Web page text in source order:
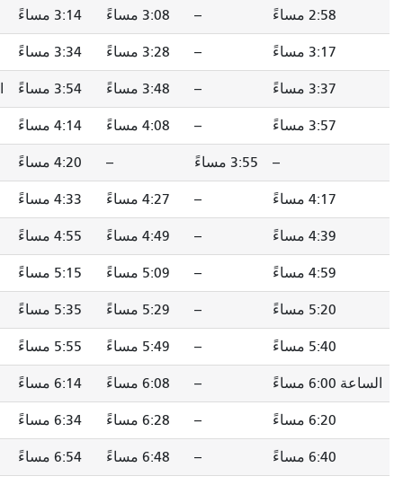
-- 3:08 مساءً 3:14 مساءً 3:20 مساءً
-- 3:28 مساءً 3:34 مساءً 3:40 مساءً
-- 3:48 مساءً 3:54 مساءً الساعة الرابعة مساءً
-- 4:08 مساءً 4:14 مساءً 4:20 مساءً
-- 4:20 مساءً 4:26 مساءً
-- 4:27 مساءً 4:33 مساءً 4:39 مساءً
-- 4:49 مساءً 4:55 مساءً 5:01 مساءً
-- 5:09 مساءً 5:15 مساءً 5:21 مساءً
-- 5:29 مساءً 5:35 مساءً 5:41 مساءً
-- 5:49 مساءً 5:55 مساءً 6:01 مساءً
-- 6:08 مساءً 6:14 مساءً 6:19 مساءً
-- 6:28 مساءً 6:34 مساءً 6:39 مساءً
-- 6:48 مساءً 6:54 مساءً 6:59 مساءً